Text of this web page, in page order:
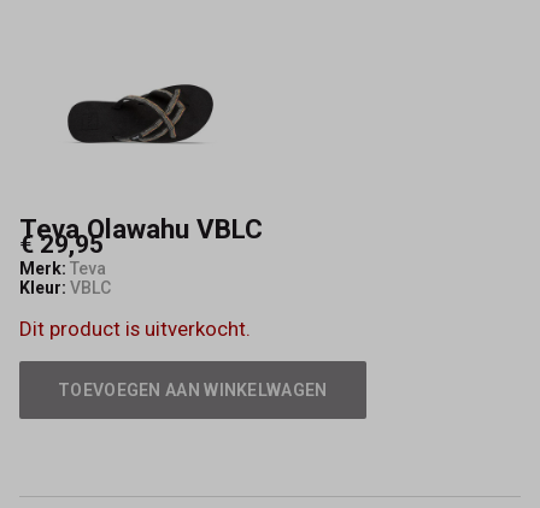
Teva Olawahu VBLC
€ 29,95
Merk: Teva
Kleur: VBLC
Dit product is uitverkocht.
TOEVOEGEN AAN WINKELWAGEN